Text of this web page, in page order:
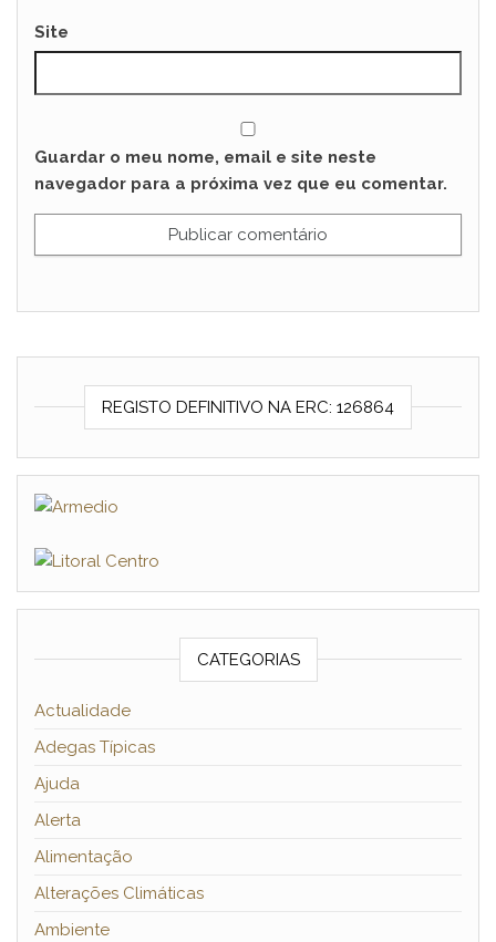
Site
Guardar o meu nome, email e site neste
navegador para a próxima vez que eu comentar.
REGISTO DEFINITIVO NA ERC: 126864
CATEGORIAS
Actualidade
Adegas Típicas
Ajuda
Alerta
Alimentação
Alterações Climáticas
Ambiente